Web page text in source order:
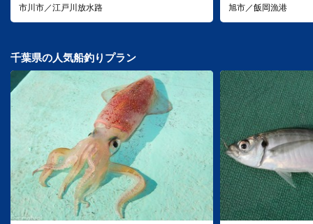
市川市／江戸川放水路 旭市／飯岡漁港
千葉県の人気船釣りプラン